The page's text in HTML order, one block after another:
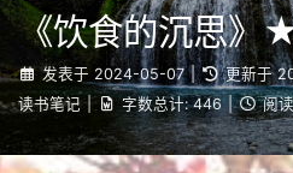
《饮食的沉
发表于 2024-05-07 | 更新于
读书笔记
字数总计: 446 阅